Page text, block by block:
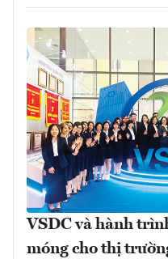
VSDC và hành
móng cho thị